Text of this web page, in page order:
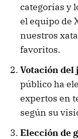
categorías y
el equipo de
nuestros
favoritos.
Votación del
público ha
expertos en
según su
Elección de